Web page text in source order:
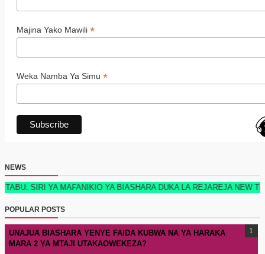
Majina Yako Mawili *
Weka Namba Ya Simu *
NEWS
MAFANIKIO YA BIASHARA DUKA LA REJAREJA NEW TECH
POPULAR POSTS
UNAJUA BIASHARA YENYE FAIDA KUBWA NA YA HARAKA
MARA 2 YA MTAJI UTAKAOWEKEZA?